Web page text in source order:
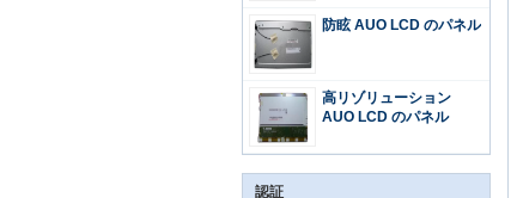
防眩 AUO LCD のパネル
高リゾリューション
AUO LCD のパネル
認証